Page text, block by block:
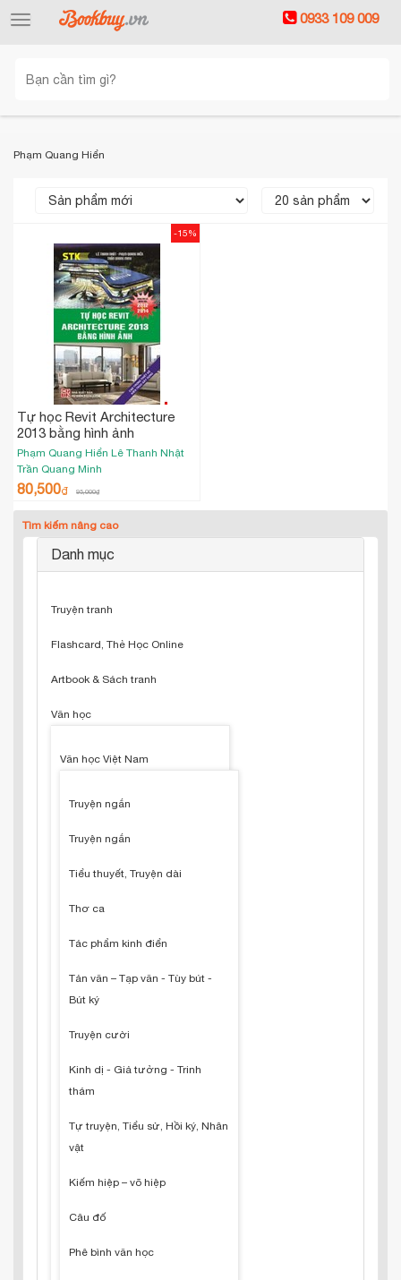
Toggle
0933 109 009
Phạm Quang Hiển
Tự học Revit Architecture
2013 bằng hình ảnh
Phạm Quang Hiển Lê Thanh Nhật
Trần Quang Minh
80,500₫ 95,000₫
-15%
Tìm kiếm nâng cao
Danh mục
Truyện tranh
Flashcard, Thẻ Học Online
Artbook & Sách tranh
Văn học
Văn học Việt Nam
Truyện ngắn
Truyện ngắn
Tiểu thuyết, Truyện dài
Thơ ca
Tác phẩm kinh điển
Tản văn – Tạp văn - Tùy bút -
Bút ký
Truyện cười
Kinh dị - Giả tưởng - Trinh
thám
Tự truyện, Tiểu sử, Hồi ký, Nhân
vật
Kiếm hiệp – võ hiệp
Câu đố
Phê bình văn học